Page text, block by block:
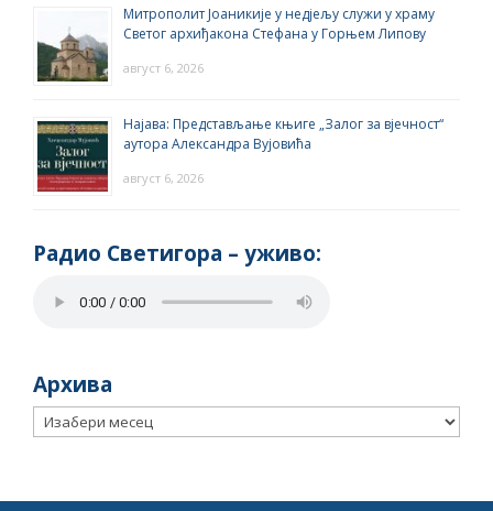
Митрополит Јоаникије у недјељу служи у храму
Светог архиђакона Стефана у Горњем Липову
август 6, 2026
Најава: Представљање књиге „Залог за вјечност“
аутора Александра Вујовића
август 6, 2026
Радио Светигора – yживо:
Архива
Архива